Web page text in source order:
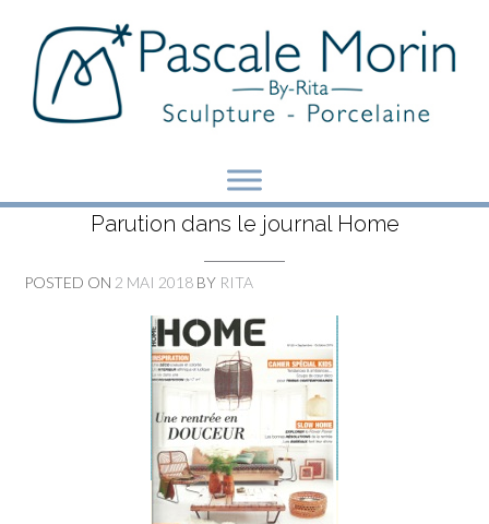
content
Parution dans le journal Home
POSTED ON 2 MAI 2018 BY RITA